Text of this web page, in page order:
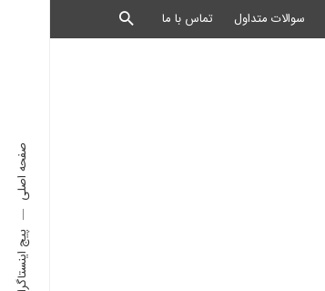
سوالات متداول تماس با ما
صفحه اصلی
پیج اینستاگرام